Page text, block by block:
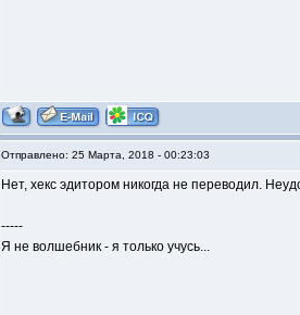
Отправлено: 25 Марта, 2018 - 00:23:03
Нет, хекс эдитором никогда не переводил.
-----
Я не волшебник - я только учусь...